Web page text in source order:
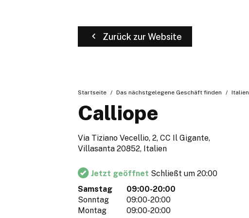
Zurück zur Website
Startseite Das nächstgelegene Geschäft finden Italien
Calliope
Via Tiziano Vecellio, 2, CC Il Gigante,
Villasanta 20852, Italien
Jetzt geöffnet Schließt um 20:00
Samstag
09:00-20:00
Sonntag
09:00-20:00
Montag
09:00-20:00